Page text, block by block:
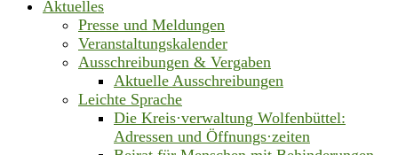
Aktuelles
Presse und Meldungen
Veranstaltungskalender
Ausschreibungen & Vergaben
Aktuelle Ausschreibungen
Leichte Sprache
Die Kreis·verwaltung Wolfenbüttel:
Adressen und Öffnungs·zeiten